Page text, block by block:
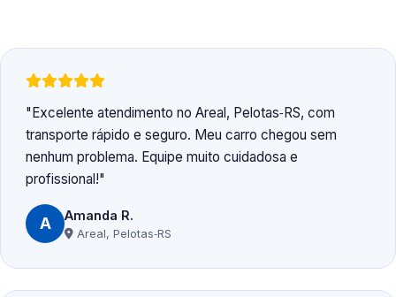
Excelente atendimento no Areal, Pelotas‑RS, com
transporte rápido e seguro. Meu carro chegou sem
nenhum problema. Equipe muito cuidadosa e
profissional!
A Amanda R.
Areal, Pelotas‑RS